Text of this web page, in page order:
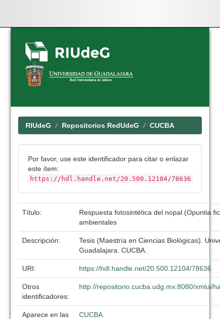
Skip
navigation
RIUdeG Repositorios RedUdeG CUCBA
Por favor, use este identificador para citar o enlazar
este ítem:
https://hdl.handle.net/20.500.12104/78636
Título:
Respuesta fotosintética del nopal (Opuntia
ambientales
Descripción:
Tesis (Maestría en Ciencias Biológicas).
Guadalajara. CUCBA.
URI: https://hdl.handle.net/20.500.12104/78636
Otros
identificadores:
http://repositorio.cucba.udg.mx:8080/xmlui/
Aparece en las
CUCBA